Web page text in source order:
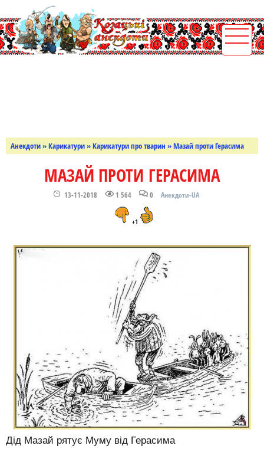
Анекдоти»Карикатури»Карикатури про тварин » Мазай проти Герасима
МАЗАЙ ПРОТИ ГЕРАСИМА
13-11-2018 1 564 0 Анекдоти-UA
+1
Дід Мазай рятує Муму від Герасима